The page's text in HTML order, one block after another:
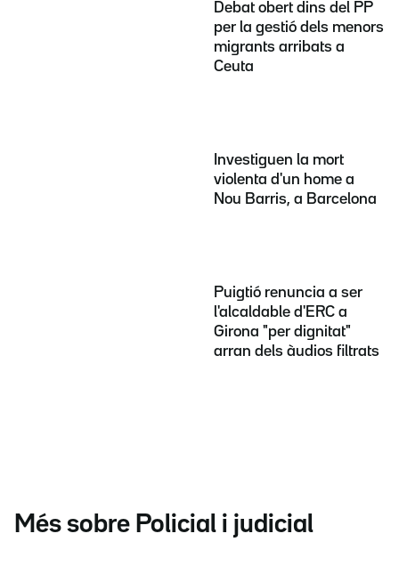
Debat obert dins del PP
per la gestió dels menors
migrants arribats a
Ceuta
Investiguen la mort
violenta d'un home a
Nou Barris, a Barcelona
Puigtió renuncia a ser
l'alcaldable d'ERC a
Girona "per dignitat"
arran dels àudios filtrats
Més sobre Policial i judicial